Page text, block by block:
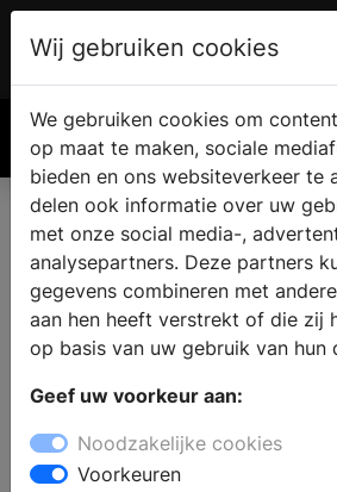
Wij gebruiken cookies
We gebruiken cookies om
op maat te maken, sociale
bieden en ons websiteverkeer te
delen ook informatie over uw
met onze social media-,
analysepartners. Deze partners
gegevens combineren met
aan hen heeft verstrekt of die zij
op basis van uw gebruik van hun
Geef uw voorkeur aan:
Noodzakelijke cookies
Voorkeuren